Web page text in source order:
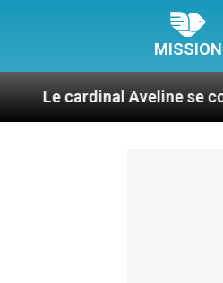
MISSION
Aveline se confie : entre